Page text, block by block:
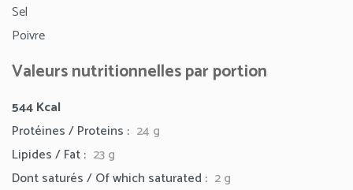
Sel
Poivre
Valeurs nutritionnelles par portion
544Kcal
Protéines / Proteins : 24 g
Lipides / Fat : 23g
Dont saturés / Of which saturated : 2 g